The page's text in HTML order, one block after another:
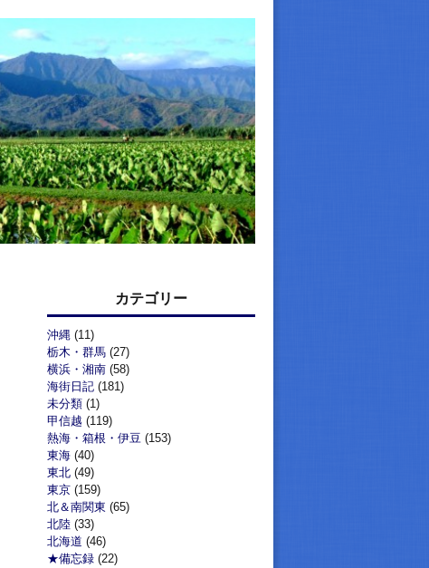
カテゴリー
沖縄 (11)
栃木・群馬 (27)
横浜・湘南 (58)
海街日記 (181)
未分類 (1)
甲信越 (119)
熱海・箱根・伊豆 (153)
東海 (40)
東北 (49)
東京 (159)
北＆南関東 (65)
北陸 (33)
北海道 (46)
★備忘録 (22)